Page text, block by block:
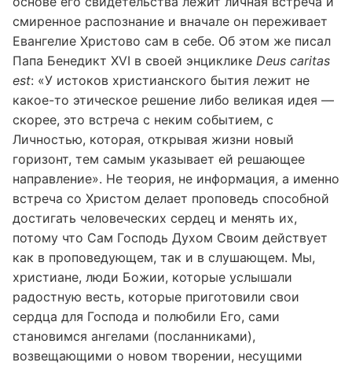
смиренное распознание и вначале он переживает
Евангелие Христово сам в себе. Об этом же писал
Папа Бенедикт XVI в своей энциклике Deus caritas
est: «У истоков христианского бытия лежит не
какое-то этическое решение либо великая идея —
скорее, это встреча с неким событием, с
Личностью, которая, открывая жизни новый
горизонт, тем самым указывает ей решающее
направление». Не теория, не информация, а именно
встреча со Христом делает проповедь способной
достигать человеческих сердец и менять их,
потому что Сам Господь Духом Своим действует
как в проповедующем, так и в слушающем. Мы,
христиане, люди Божии, которые услышали
радостную весть, которые приготовили свои
сердца для Господа и полюбили Его, сами
становимся ангелами (посланниками),
возвещающими о новом творении, несущими